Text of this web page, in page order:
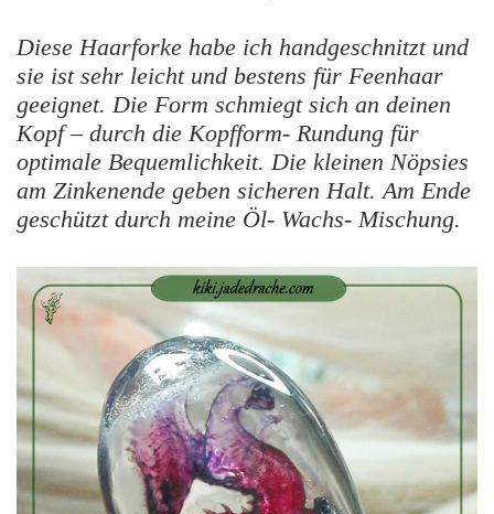
Diese Haarforke habe ich handgeschnitzt und
sie ist sehr leicht und bestens für Feenhaar
geeignet. Die Form schmiegt sich an deinen
Kopf – durch die Kopfform- Rundung für
optimale Bequemlichkeit. Die kleinen Nöpsies
am Zinkenende geben sicheren Halt. Am Ende
geschützt durch meine Öl- Wachs- Mischung.